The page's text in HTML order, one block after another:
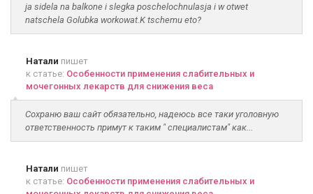
ja sidela na balkone i slegka poschelochnulasja i w otwet
natschela Golubka workowat.K tschemu eto?
Натали пишет
к статье: Особенности применения слабительных и
мочегонных лекарств для снижения веса
Сохраню ваш сайт обязательно, надеюсь все таки уголовную
ответственность примут к таким " специалистам" как...
Натали пишет
к статье: Особенности применения слабительных и